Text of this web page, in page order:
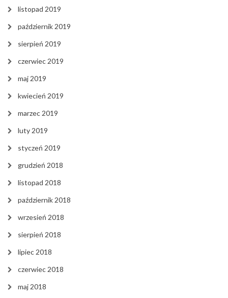
listopad 2019
październik 2019
sierpień 2019
czerwiec 2019
maj 2019
kwiecień 2019
marzec 2019
luty 2019
styczeń 2019
grudzień 2018
listopad 2018
październik 2018
wrzesień 2018
sierpień 2018
lipiec 2018
czerwiec 2018
maj 2018